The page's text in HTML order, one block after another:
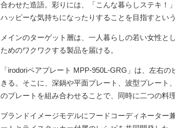
合わせた造語。彩りには、「こんな暮らしステキ！
ハッピーな気持ちになったりすることを目指すとい
メインのターゲット層は、一人暮らしの若い女性と
ためのワクワクする製品を届ける。
「irodoriペアプレート MPP-950L-GRG」は、左右
きる。そこに、深鍋や平面プレート、波型プレート
のプレートを組み合わせることで、同時に二つの料
ブランドイメージモデルにフードコーディネーター